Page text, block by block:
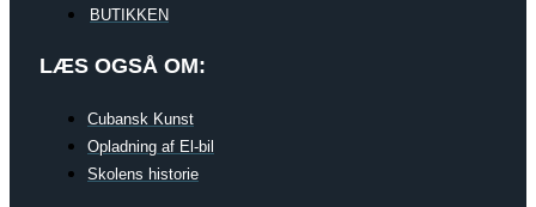
BUTIKKEN
LÆS OGSÅ OM:
Cubansk Kunst
Opladning af El-bil
Skolens historie